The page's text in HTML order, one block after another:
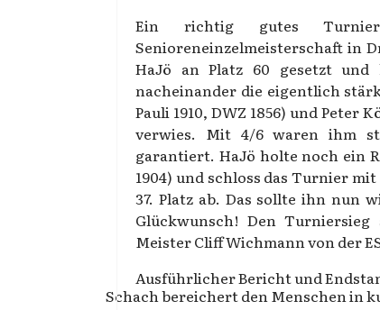
Schach bereichert den Menschen in
Ein richtig gutes
Senioreneinzelmeisterschaft in
HaJö an Platz 60 gesetzt
nacheinander die eigentlich
Pauli 1910, DWZ 1856) und Peter
verwies. Mit 4/6 waren ihm
garantiert. HaJö holte noch ein
1904) und schloss das Turnier
37. Platz ab. Das sollte ihn nun
Glückwunsch! Den
Meister Cliff Wichmann von der
Ausführlicher Bericht und